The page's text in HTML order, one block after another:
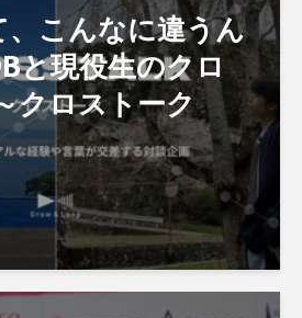
、こんなに違うん
と現役生のクロ
クロストーク